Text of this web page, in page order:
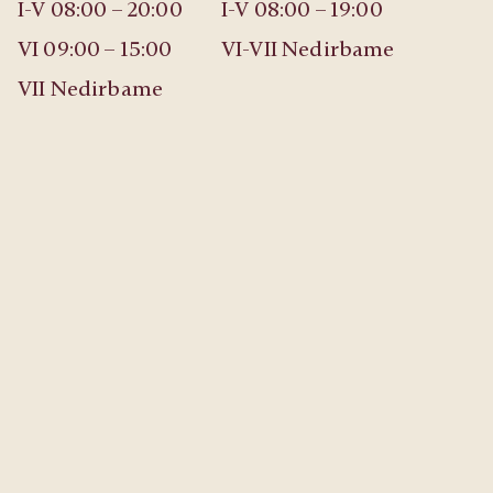
I-V 08:00 – 20:00
VI 09:00 – 15:00
VII Nedirbame
I-V 08:00 – 19:00
VI-VII Nedirbame